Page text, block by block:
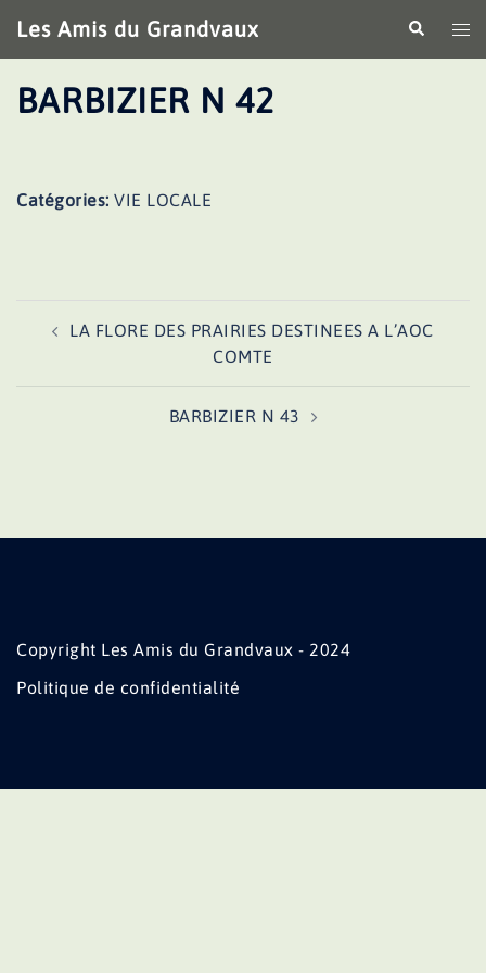
au
contenu
Les Amis du Grandvaux
le
BARBIZIER N 42
Catégories: VIE LOCALE
d’article
LA FLORE DES PRAIRIES DESTINEES A L’AOC
COMTE
BARBIZIER N 43
Copyright Les Amis du Grandvaux - 2024
Politique de confidentialité